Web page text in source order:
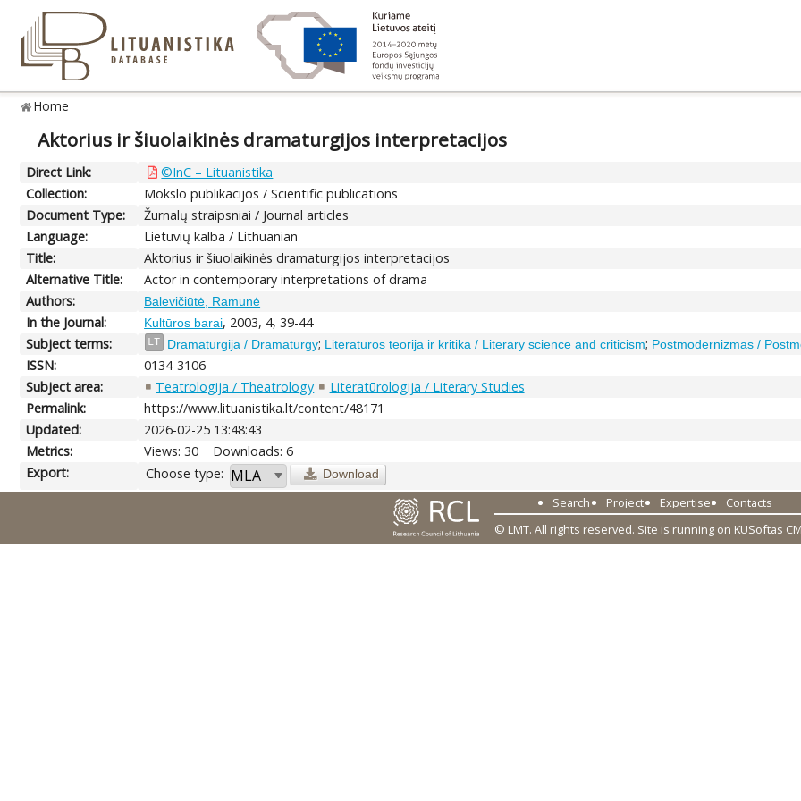
Home
Aktorius ir šiuolaikinės dramaturgijos interpretacijos
Direct Link:
©InC – Lituanistika
Collection:
Mokslo publikacijos / Scientific publications
Document Type:
Žurnalų straipsniai / Journal articles
Language:
Lietuvių kalba / Lithuanian
Title:
Aktorius ir šiuolaikinės dramaturgijos interpretacijos
Alternative Title:
Actor in contemporary interpretations of drama
Authors:
Balevičiūtė, Ramunė
In the Journal: Kultūros barai, 2003, 4, 39-44
Subject terms:
LT Dramaturgija / Dramaturgy; Literatūros teorija ir kritika / Literary science and criticism; Postmodernizmas /
ISSN:
0134-3106
Subject area:
Teatrologija / Theatrology
Literatūrologija / Literary Studies
Permalink:
https://www.lituanistika.lt/content/48171
Updated:
2026-02-25 13:48:43
Metrics:
Views: 30
Downloads: 6
Export:
Choose type: Download
Search Project Expertise
Contacts
© LMT. All rights reserved. Site is running on KUSoftas